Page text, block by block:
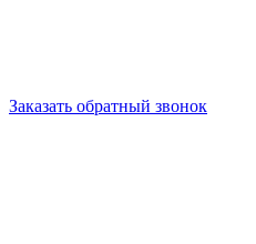
Заказать обратный звонок